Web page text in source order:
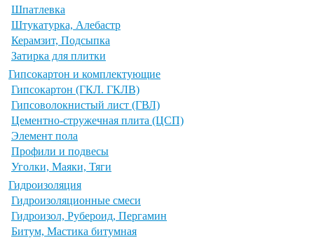
Шпатлевка
Штукатурка, Алебастр
Керамзит, Подсыпка
Затирка для плитки
Гипсокартон и комплектующие
Гипсокартон (ГКЛ. ГКЛВ)
Гипсоволокнистый лист (ГВЛ)
Цементно-стружечная плита (ЦСП)
Элемент пола
Профили и подвесы
Уголки, Маяки, Тяги
Гидроизоляция
Гидроизоляционные смеси
Гидроизол, Рубероид, Пергамин
Битум, Мастика битумная